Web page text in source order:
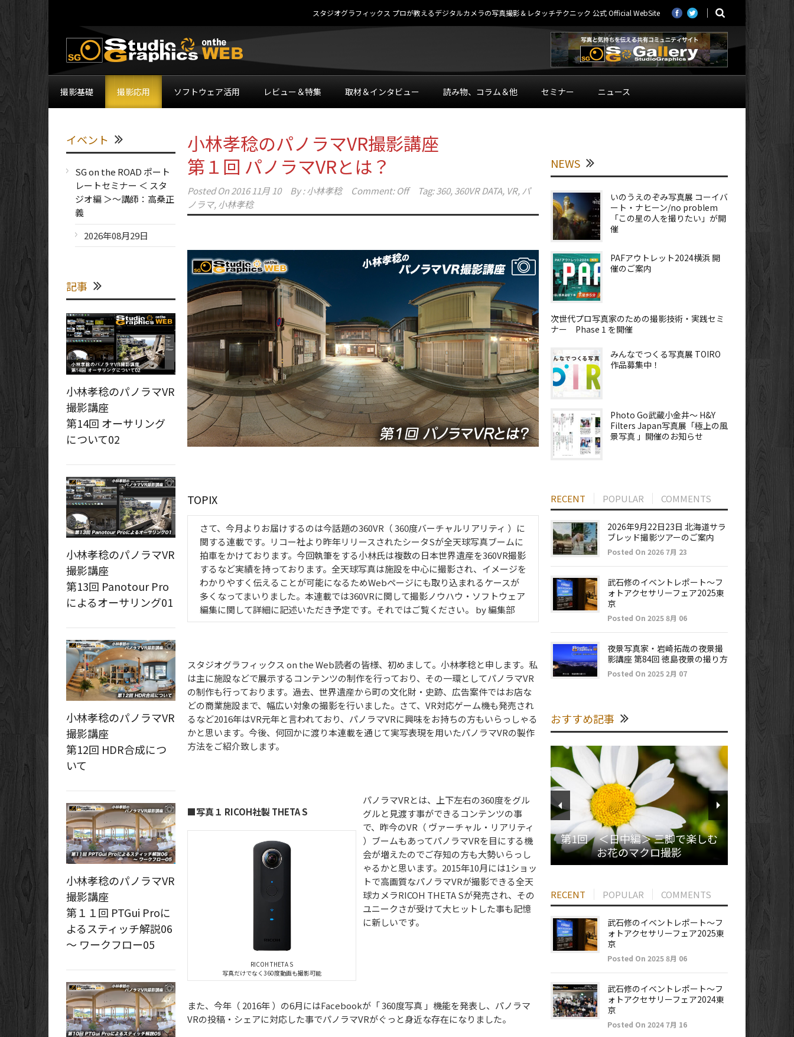
スタジオグラフィックス プロが教えるデジタルカメラの写真撮影＆レタッチテクニック 公式 Official WebSite
撮影基礎 撮影応用 ソフトウェア活用 レビュー＆特集 取材＆インタビュー 読み物、コラム＆他 セミナー ニュース
小林孝稔のパノラマVR撮影講座
第１回 パノラマVRとは？
Posted On2016 11月 10 By :小林孝稔 Comment: Off Tag:360,360VR DATA, VR, パ
ノラマ,小林孝稔
TOPIX
さて、今月よりお届けするのは今話題の360VR（ 360度バーチャルリアリティ ）に
関する連載です。リコー社より昨年リリースされたシータSが全天球写真ブームに
拍車をかけております。今回執筆をする小林氏は複数の日本世界遺産を360VR撮影
するなど実績を持っております。全天球写真は施設を中心に撮影され、イメージを
わかりやすく伝えることが可能になるためWebページにも取り込まれるケースが
多くなってまいりました。本連載では360VRに関して撮影ノウハウ・ソフトウェア
編集に関して詳細に記述いただき予定です。それではご覧ください。 by 編集部
スタジオグラフィックス on the Web読者の皆様、初めまして。小林孝稔と申します。私
は主に施設などで展示するコンテンツの制作を行っており、その一環としてパノラマVR
の制作も行っております。過去、世界遺産から町の文化財・史跡、広告案件ではお店な
どの商業施設まで、幅広い対象の撮影を行いました。さて、VR対応ゲーム機も発売され
るなど2016年はVR元年と言われており、パノラマVRに興味をお持ちの方もいらっしゃる
かと思います。今後、何回かに渡り本連載を通じて実写表現を用いたパノラマVRの製作
方法をご紹介致します。
■写真１ RICOH社製 THETA S
RICOH THETA S
写真だけでなく360度動画も撮影可能
パノラマVRとは、上下左右の360度をグル
グルと見渡す事ができるコンテンツの事
で、昨今のVR（ ヴァーチャル・リアリティ
）ブームもあってパノラマVRを目にする機
会が増えたのでご存知の方も大勢いらっし
ゃるかと思います。2015年10月には1ショッ
トで高画質なパノラマVRが撮影できる全天
球カメラRICOH THETA Sが発売され、その
ユニークさが受けて大ヒットした事も記憶
に新しいです。
また、今年（ 2016年 ）の6月にはFacebookが「 360度写真 」機能を発表し、パノラマ
VRの投稿・シェアに対応した事でパノラマVRがぐっと身近な存在になりました。
イベント
SG on the ROAD ポート
レートセミナー ＜ スタ
ジオ編 ＞～講師：高桑正
義
2026年08月29日
記事
小林孝稔のパノラマVR
撮影講座
第14回 オーサリング
について02
小林孝稔のパノラマVR
撮影講座
第13回 Panotour Pro
によるオーサリング01
小林孝稔のパノラマVR
撮影講座
第12回 HDR合成につ
いて
小林孝稔のパノラマVR
撮影講座
第１１回 PTGui Proに
よるスティッチ解説06
～ ワークフロー05
NEWS
いのうえのぞみ写真展 コーイバ
ート・ナヒーン/no problem
「この星の人を撮りたい」が開
催
PAFアウトレット2024横浜 開
催のご案内
次世代プロ写真家のための撮影技術・実践セミ
ナー Phase 1 を開催
みんなでつくる写真展 TOIRO
作品募集中！
Photo Go武蔵小金井～ H&Y
Filters Japan写真展「極上の風
景写真 」開催のお知らせ
RECENT POPULAR COMMENTS
2026年9月22日23日 北海道サラ
ブレッド撮影ツアーのご案内
Posted On 2026 7月 23
武石修のイベントレポート～フ
ォトアクセサリーフェア2025東
京
Posted On 2025 8月 06
夜景写真家・岩崎拓哉の夜景撮
影講座 第84回 徳島夜景の撮り方
Posted On 2025 2月 07
おすすめ記事
第1回 ＜日中編＞ 三脚で楽しむ
お花のマクロ撮影
RECENT POPULAR COMMENTS
武石修のイベントレポート～フ
ォトアクセサリーフェア2025東
京
Posted On 2025 8月 06
武石修のイベントレポート～フ
ォトアクセサリーフェア2024東
京
Posted On 2024 7月 16